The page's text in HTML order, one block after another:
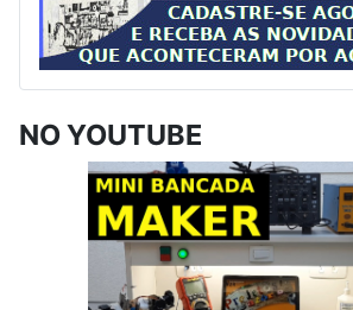
NO YOUTUBE